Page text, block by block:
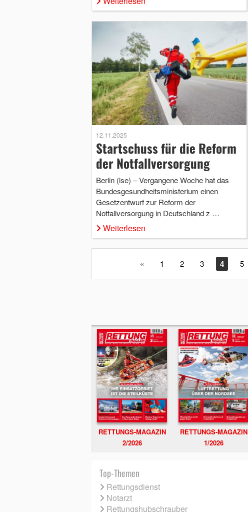
12.11.2025
Startschuss für die Reform
der Notfallversorgung
Berlin (lse) – Vergangene Woche hat das
Bundesgesundheitsministerium einen
Gesetzentwurf zur Reform der
Notfallversorgung in Deutschland z …
Weiterlesen
« 1 2 3 4 5
RETTUNGS-MAGAZIN
2/2026
RETTUNGS-MAGAZIN
1/2026
Top-Themen
Rettungsdienst
Notarzt
Rettungshubschrauber